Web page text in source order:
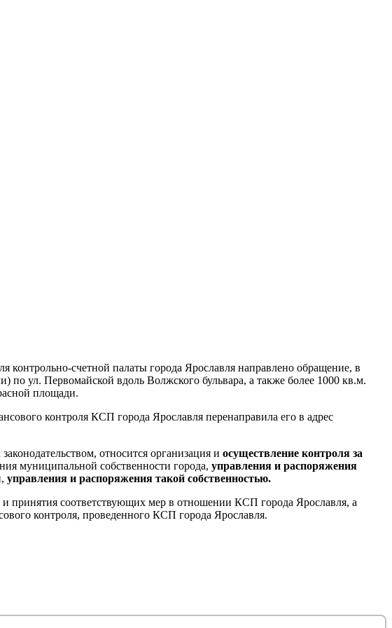
контрольно-счетной палаты города Ярославля направлено обращение, в
по ул. Первомайской вдоль Волжского бульвара, а также более 1000 кв.м.
площади.
контроля КСП города Ярославля перенаправила его в адрес
относится организация и осуществление контроля за
муниципальной собственности города, управления и распоряжения
управления и распоряжения такой собственностью.
принятия соответствующих мер в отношении КСП города Ярославля, а
контроля, проведенного КСП города Ярославля.